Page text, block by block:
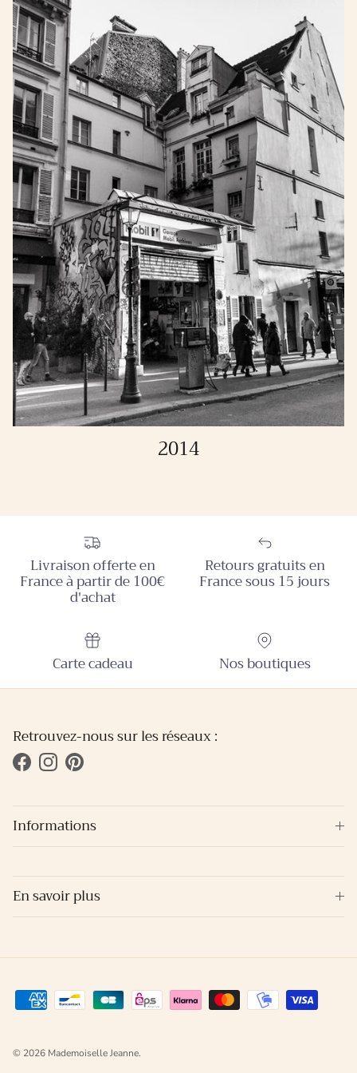
2014
Livraison offerte en
France à partir de 100€
d'achat
Retours gratuits en
France sous 15 jours
Carte cadeau Nos boutiques
Retrouvez-nous sur les réseaux :
FacebookInstagramPinterest
Informations
En savoir plus
© 2026 Mademoiselle Jeanne.